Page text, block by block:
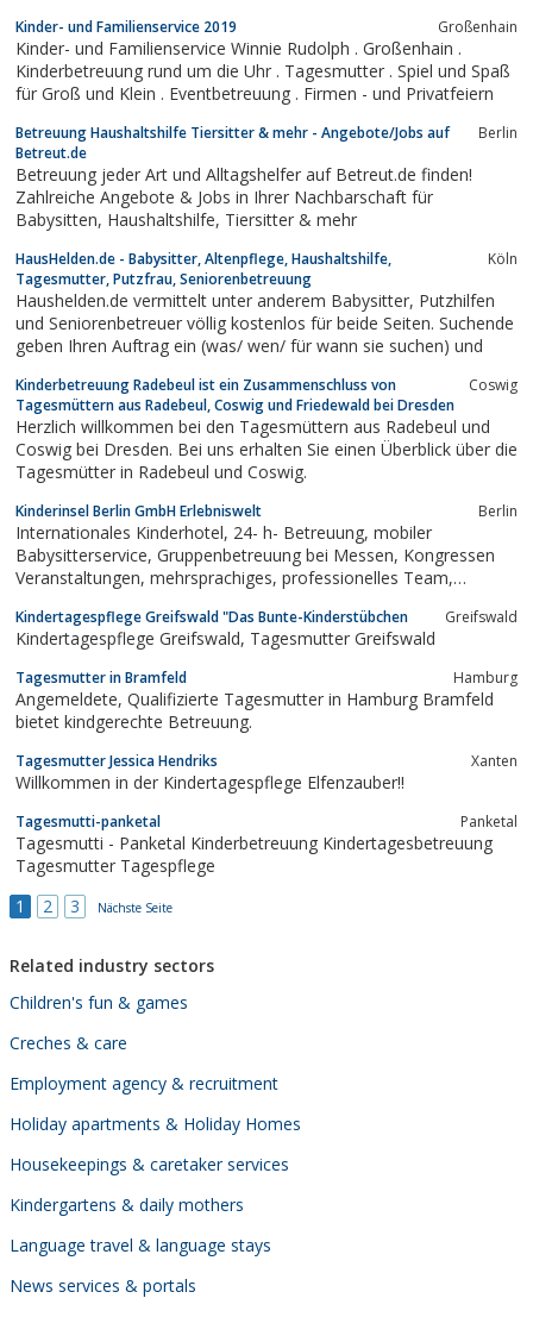
Interessieren Sie sichfür Menschen aus anderen Ländern und
Kulturkreisen? Wir als Au-Pair...
Kinder- und Familienservice 2019 Großenhain
Kinder- und Familienservice Winnie Rudolph . Großenhain .
Kinderbetreuung rund um die Uhr . Tagesmutter . Spiel und Spaß
für Groß und Klein . Eventbetreuung . Firmen - und Privatfeiern
Betreuung Haushaltshilfe Tiersitter & mehr - Angebote/Jobs auf
Betreut.de
Berlin
Betreuung jeder Art und Alltagshelfer auf Betreut.de finden!
Zahlreiche Angebote & Jobs in Ihrer Nachbarschaft für
Babysitten, Haushaltshilfe, Tiersitter & mehr
HausHelden.de - Babysitter, Altenpflege, Haushaltshilfe,
Tagesmutter, Putzfrau, Seniorenbetreuung
Köln
Haushelden.de vermittelt unter anderem Babysitter, Putzhilfen
und Seniorenbetreuer völlig kostenlos für beide Seiten. Suchende
geben Ihren Auftrag ein (was/ wen/ für wann sie suchen) und
Kinderbetreuung Radebeul ist ein Zusammenschluss von
Tagesmüttern aus Radebeul, Coswig und Friedewald bei Dresden
Coswig
Herzlich willkommen bei den Tagesmüttern aus Radebeul und
Coswig bei Dresden. Bei uns erhalten Sie einen Überblick über die
Tagesmütter in Radebeul und Coswig.
Kinderinsel Berlin GmbH Erlebniswelt Berlin
Internationales Kinderhotel, 24- h- Betreuung, mobiler
Babysitterservice, Gruppenbetreuung bei Messen, Kongressen
Veranstaltungen, mehrsprachiges, professionelles Team,
Kindertagespflege Greifswald "Das Bunte-Kinderstübchen Greifswald
Kindertagespflege Greifswald, Tagesmutter Greifswald
Tagesmutter in Bramfeld Hamburg
Angemeldete, Qualifizierte Tagesmutter in Hamburg Bramfeld
bietet kindgerechte Betreuung.
Tagesmutter Jessica Hendriks Xanten
Willkommen in der Kindertagespflege Elfenzauber!!
Tagesmutti-panketal Panketal
Tagesmutti - Panketal Kinderbetreuung Kindertagesbetreuung
Tagesmutter Tagespflege
1
2 3 Nächste Seite
Related industry sectors
Children's fun & games
Creches & care
Employment agency & recruitment
Holiday apartments & Holiday Homes
Housekeepings & caretaker services
Kindergartens & daily mothers
Language travel & language stays
News services & portals